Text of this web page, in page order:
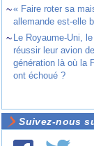
~« Faire roter sa
allemande est-elle
~ Le Royaume-Uni,
réussir leur avion
génération là où la
ont échoué ?
Suivez-nous